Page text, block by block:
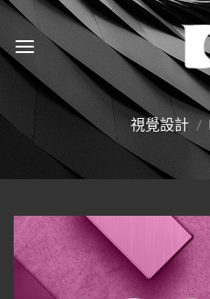
Skip
content
視覺設計 /